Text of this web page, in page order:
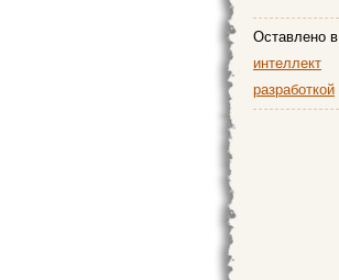
Оставлено в
интеллект
разработкой